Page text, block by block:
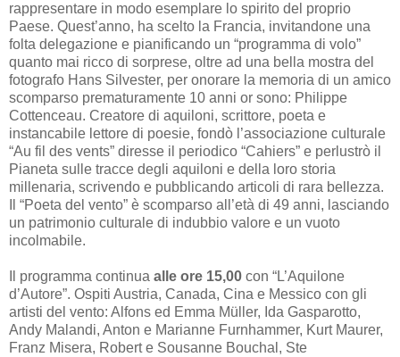
rappresentare in modo esemplare lo spirito del proprio
Paese. Quest’anno, ha scelto la Francia, invitandone una
folta delegazione e pianificando un “programma di volo”
quanto mai ricco di sorprese, oltre ad una bella mostra del
fotografo Hans Silvester, per onorare la memoria di un amico
scomparso prematuramente 10 anni or sono: Philippe
Cottenceau. Creatore di aquiloni, scrittore, poeta e
instancabile lettore di poesie, fondò l’associazione culturale
“Au fil des vents” diresse il periodico “Cahiers” e perlustrò il
Pianeta sulle tracce degli aquiloni e della loro storia
millenaria, scrivendo e pubblicando articoli di rara bellezza.
Il “Poeta del vento” è scomparso all’età di 49 anni, lasciando
un patrimonio culturale di indubbio valore e un vuoto
incolmabile.
Il programma continua alle ore 15,00 con “L’Aquilone
d’Autore”. Ospiti Austria, Canada, Cina e Messico con gli
artisti del vento: Alfons ed Emma Müller, Ida Gasparotto,
Andy Malandi, Anton e Marianne Furnhammer, Kurt Maurer,
Franz Misera, Robert e Sousanne Bouchal, Ste